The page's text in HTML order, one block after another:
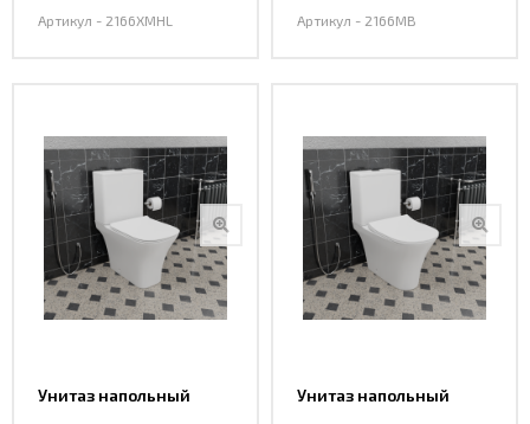
Артикул - 2166XMHL Артикул - 2166MB
Унитаз напольный
Унитаз напольный